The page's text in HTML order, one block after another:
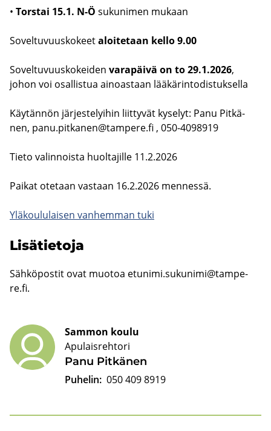
• Tors­tai 15.1. N-Ö su­ku­ni­men mu­kaan
So­vel­tu­vuus­ko­keetaloi­te­taan kello 9.00
So­vel­tu­vuus­ko­kei­den va­ra­päi­vä on to 29.1.2026,
johon voi osal­lis­tua ai­noas­taan lää­kä­rin­to­dis­tuk­sel­la
Käy­tän­nön jär­jes­te­lyi­hin liit­ty­vät ky­se­lyt: Panu Pit­kä­
nen, panu.pit­ka­nen@tam­pe­re.fi , 050-4098919
Tieto va­lin­nois­ta huol­ta­jil­le 11.2.2026
Pai­kat ote­taan vas­taan 16.2.2026 men­nes­sä.
Ylä­kou­lu­lai­sen van­hem­man tuki
Li­sä­tie­to­ja
Säh­kö­pos­tit ovat muo­toa etu­ni­mi.su­ku­ni­mi@tam­pe­
re.fi.
Panu Pit­kä­nen
Sammon koulu
Apulaisrehtori
Puhelin: 050 409 8919